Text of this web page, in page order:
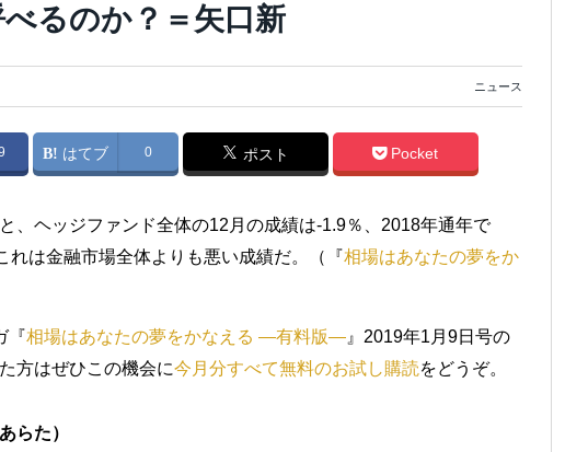
るのか？＝矢口新
ニュース
はてブ 0 ポスト Pocket
、ヘッジファンド全体の12月の成績は-1.9％、2018年通年で
れは金融市場全体よりも悪い成績だ。（『相場はあなたの夢をか
『相場はあなたの夢をかなえる ―有料版― 』2019年1月9日号の
方はぜひこの機会に今月分すべて無料のお試し購読をどうぞ。
らた）